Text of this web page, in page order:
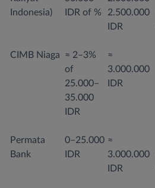
Indonesia)
IDR of %
2.500.000
IDR
CIMB Niaga
≈ 2–3%
of
25.000–
35.000
IDR
≈
3.000.000
IDR
Permata
Bank
0–25.000
IDR
≈
3.000.000
IDR